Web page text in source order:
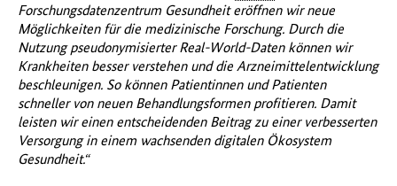
Forschungsdatenzentrum Gesundheit eröffnen wir neue
Möglichkeiten für die medizinische Forschung. Durch die
Nutzung pseudonymisierter Real-World-Daten können wir
Krankheiten besser verstehen und die Arzneimittelentwicklung
beschleunigen. So können Patientinnen und Patienten
schneller von neuen Behandlungsformen profitieren. Damit
leisten wir einen entscheidenden Beitrag zu einer verbesserten
Versorgung in einem wachsenden digitalen Ökosystem
Gesundheit.“